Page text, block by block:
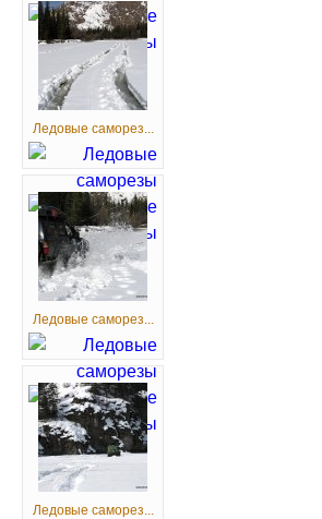
Ледовые саморез...
Ледовые саморез...
Ледовые саморез...